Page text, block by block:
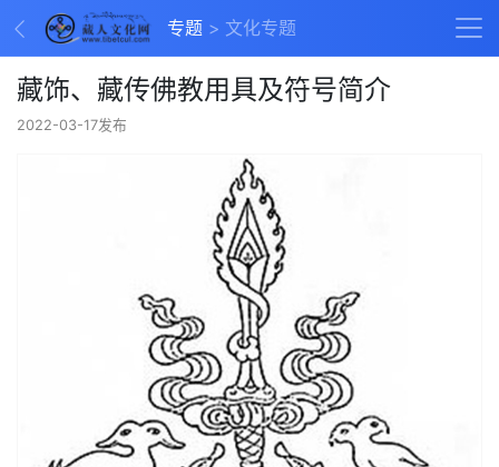
专题 文化专题
藏饰、藏传佛教用具及符号简介
2022-03-17发布